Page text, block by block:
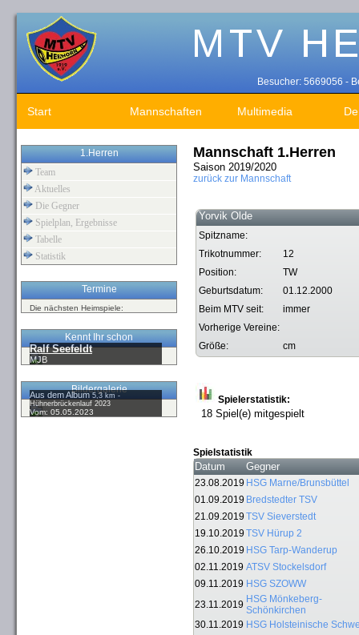
Besucher: 5669056 -
Start Mannschaften Multimedia
1.Herren
Team
Aktuelles
Die Gegner
Spielplan, Ergebnisse
Tabelle
Statistik
Termine
Die nächsten Heimspiele:
Kennt Ihr schon
Ralf Seefeldt
MJB
Bildergalerie
Aus dem Album5,3 km -
Hühnerbrückenlauf 2023
Vom: 05.05.2023
Mannschaft 1.Herren
Saison 2019/2020
zurück zur Mannschaft
Yorvik Olde
Spitzname:
Trikotnummer:
12
Position:
TW
Geburtsdatum:
01.12.2000
Beim MTV seit:
immer
Vorherige Vereine:
Größe:
cm
Spielerstatistik:
18 Spiel(e) mitgespielt
Spielstatistik
Datum Gegner
23.08.2019 HSG Marne/Brunsbüttel
01.09.2019 Bredstedter TSV
21.09.2019 TSV Sieverstedt
19.10.2019 TSV Hürup 2
26.10.2019 HSG Tarp-Wanderup
02.11.2019 ATSV Stockelsdorf
09.11.2019 HSG SZOWW
23.11.2019 HSG Mönkeberg-
Schönkirchen
30.11.2019 HSG Holsteinische